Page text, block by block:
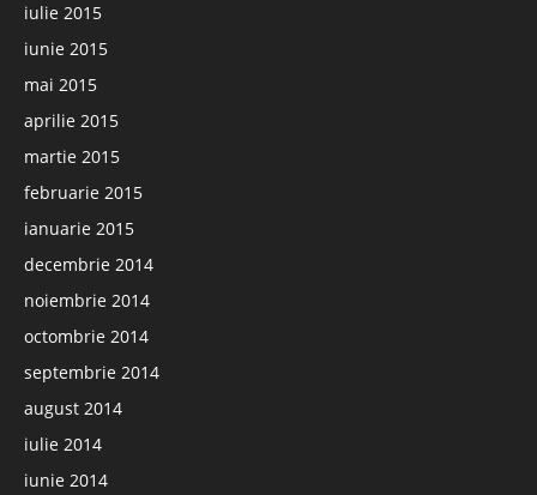
iulie 2015
iunie 2015
mai 2015
aprilie 2015
martie 2015
februarie 2015
ianuarie 2015
decembrie 2014
noiembrie 2014
octombrie 2014
septembrie 2014
august 2014
iulie 2014
iunie 2014